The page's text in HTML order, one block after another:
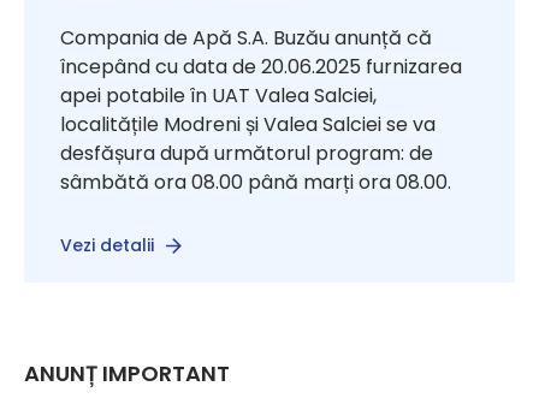
Compania de Apă S.A. Buzău anunță că
începând cu data de 20.06.2025 furnizarea
apei potabile în UAT Valea Salciei,
localitățile Modreni și Valea Salciei se va
desfășura după următorul program: de
sâmbătă ora 08.00 până marți ora 08.00.
Vezi detalii
ANUNȚ IMPORTANT